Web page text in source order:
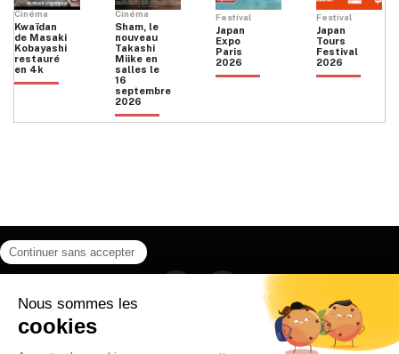
Cinéma
Kwaïdan
de Masaki
Kobayashi
restauré
en 4k
Cinéma
Sham, le
nouveau
Takashi
Miike en
salles le
16
septembre
2026
Festival
Japan
Expo
Paris
2026
Festival
Japan
Tours
Festival
2026
Instagram
CONTACT